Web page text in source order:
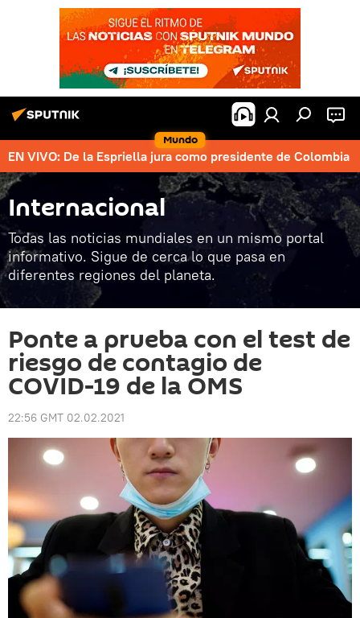
Mundo
EN VIVO: De la Espriella jura como presidente de Colombia
Internacional
Todas las noticias mundiales en un mismo portal
informativo. Sigue de cerca lo que pasa en
diferentes regiones del planeta.
Ponte a prueba con el test de
riesgo de contagio de
COVID-19 de la OMS
22:56 GMT 02.02.2021